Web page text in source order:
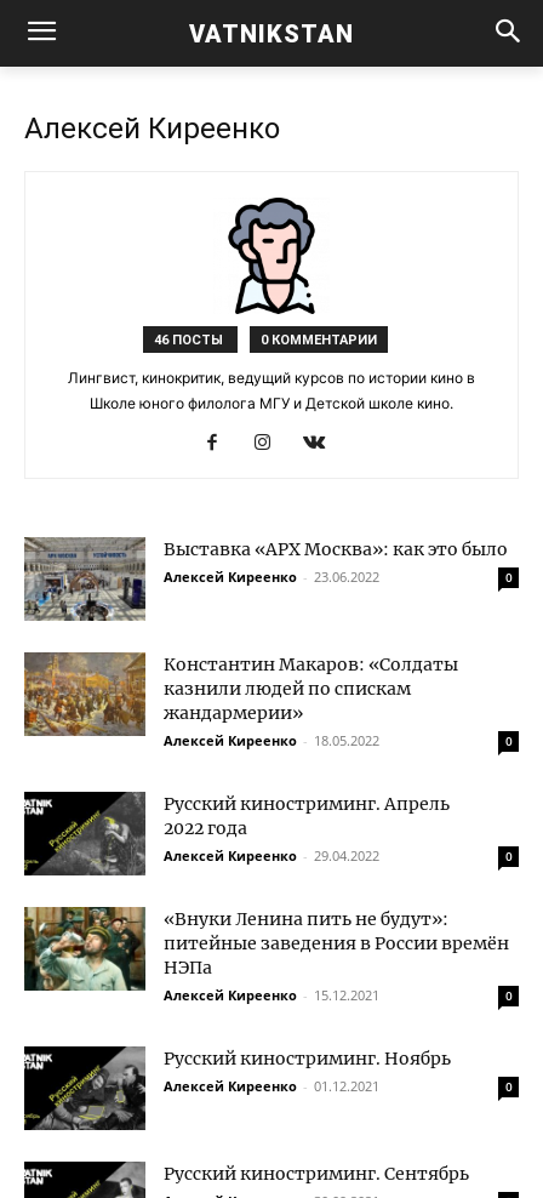
VATNIKSTAN
Алексей Киреенко
46 ПОСТЫ 0 КОММЕНТАРИИ
Лингвист, кинокритик, ведущий курсов по истории кино в
Школе юного филолога МГУ и Детской школе кино.
Выставка «АРХ Москва»: как это было
Алексей Киреенко - 23.06.2022 0
Константин Макаров: «Солдаты
казнили людей по спискам
жандармерии»
Алексей Киреенко - 18.05.2022 0
Русский киностриминг. Апрель
2022 года
Алексей Киреенко - 29.04.2022 0
«Внуки Ленина пить не будут»:
питейные заведения в России времён
НЭПа
Алексей Киреенко - 15.12.2021 0
Русский киностриминг. Ноябрь
Алексей Киреенко - 01.12.2021 0
Русский киностриминг. Сентябрь